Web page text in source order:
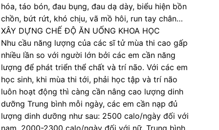
hóa, táo bón, đau bụng, đau dạ dày, biểu hiện bồn
chồn, bứt rứt, khó chịu, vã mồ hôi, run tay chân…
XÂY DỰNG CHẾ ĐỘ ĂN UỐNG KHOA HỌC
Nhu cầu năng lượng của các sĩ tử mùa thi cao gấp
nhiều lần so với người lớn bởi các em cần năng
lượng để phát triển thể chất và trí não. Với các em
học sinh, khi mùa thi tới, phải học tập và trí não
luôn hoạt động thì càng cần nâng cao lượng dinh
dưỡng Trung bình mỗi ngày, các em cần nạp đủ
lượng dinh dưỡng như sau: 2500 calo/ngày đối với